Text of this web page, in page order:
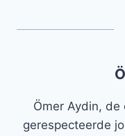
Ömer Aydin, de
gerespecteerde